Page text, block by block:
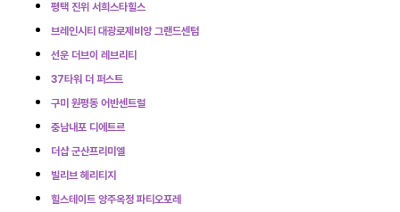
평택 진위 서희스타힐스
브레인시티 대광로제비앙 그랜드센텀
선운 더브이 레브리티
37타워 더 퍼스트
구미 원평동 어반센트럴
충남내포 디에트르
더샵 군산프리미엘
빌리브 헤리티지
힐스테이트 양주옥정 파티오포레